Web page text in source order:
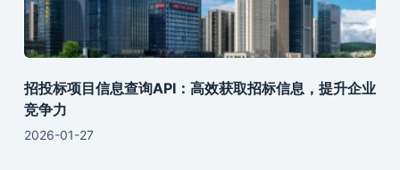
招投标项目信息查询API：高效获取招标信息，提升企业
竞争力
2026-01-27